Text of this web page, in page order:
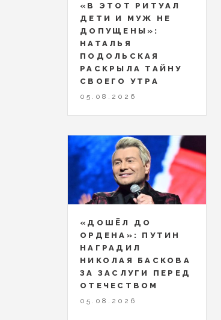
«В ЭТОТ РИТУАЛ
ДЕТИ И МУЖ НЕ
ДОПУЩЕНЫ»:
НАТАЛЬЯ
ПОДОЛЬСКАЯ
РАСКРЫЛА ТАЙНУ
СВОЕГО УТРА
05.08.2026
«ДОШЁЛ ДО
ОРДЕНА»: ПУТИН
НАГРАДИЛ
НИКОЛАЯ БАСКОВА
ЗА ЗАСЛУГИ ПЕРЕД
ОТЕЧЕСТВОМ
05.08.2026